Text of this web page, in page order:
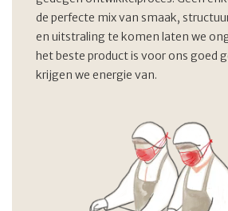
de perfecte mix van smaak,
en uitstraling te komen laten we
het beste product is voor ons goed
krijgen we energie van.